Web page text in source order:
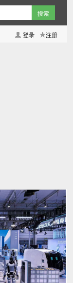
登录 注册